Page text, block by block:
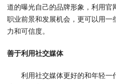
道的曝光自己的品牌形象，利用
职业前景和发展机会，更可以用一
力和可信度。
善于利用社交媒体
利用社交媒体更好的和年轻一